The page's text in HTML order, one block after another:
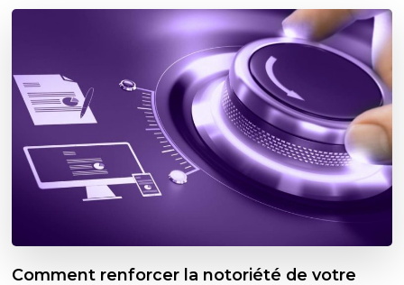
Comment renforcer la notoriété de votre